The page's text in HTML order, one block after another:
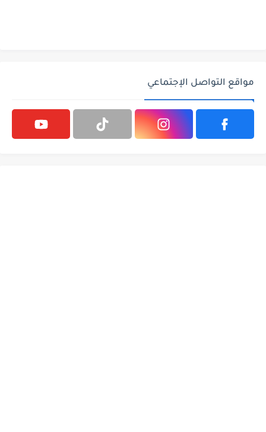
مواقع التواصل الإجتماعي